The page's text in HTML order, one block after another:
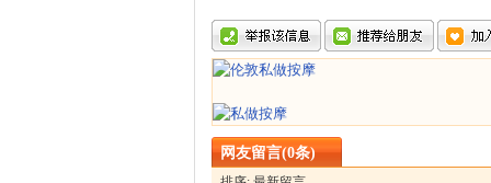
网友留言(0条)